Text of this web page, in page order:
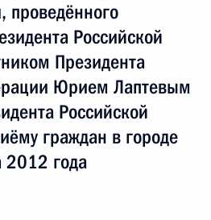
проведённого
Российской
Президента
Юрием Лаптевым
Российской
граждан в городе
года